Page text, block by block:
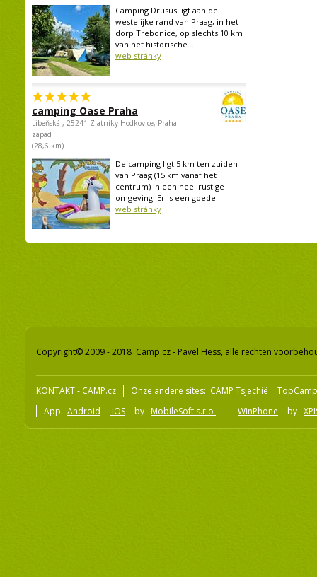
Camping Drusus ligt aan de
westelijke rand van Praag, in het
dorp Trebonice, op slechts 10 km
van het historische...
web stránky
camping Oase Praha
Libeňská , 25241 Zlatníky-Hodkovice, Praha-
západ
(28,6 km)
De camping ligt 5 km ten zuiden
van Praag (15 km vanaf het
centrum) in een heel rustige
omgeving. Er is een goede...
web stránky
Copyright© 2009 - 2018 Camp.cz - Pavel Hess, alle rechten
KONTAKT - CAMP.cz Onze andere sites: CAMP Tsjechië
App: Android iOS by MobileSoft s.r.o WinPhone by